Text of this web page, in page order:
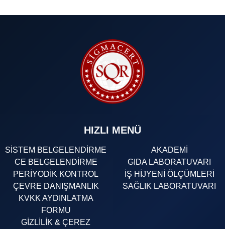
HIZLI MENÜ
SİSTEM BELGELENDİRME
CE BELGELENDİRME
PERİYODİK KONTROL
ÇEVRE DANIŞMANLIK
KVKK AYDINLATMA
FORMU
GİZLİLİK & ÇEREZ
AKADEMİ
GIDA LABORATUVARI
İŞ HİJYENİ ÖLÇÜMLERİ
SAĞLIK LABORATUVARI